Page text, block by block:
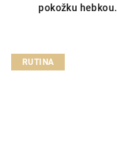
pokožku hebkou.
RUTINA